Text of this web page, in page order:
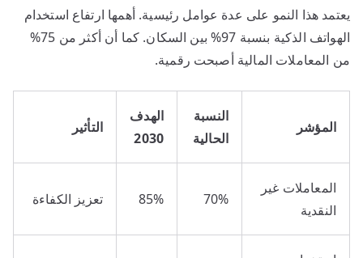
يعتمد هذا النمو على عدة عوامل رئيسية. أهمها ارتفاع استخدام
الهواتف الذكية بنسبة 97% بين السكان. كما أن أكثر من 75%
من المعاملات المالية أصبحت رقمية.
المؤشر
النسبة
الحالية
الهدف
2030
التأثير
المعاملات غير
النقدية
70%
85% تعزيز الكفاءة